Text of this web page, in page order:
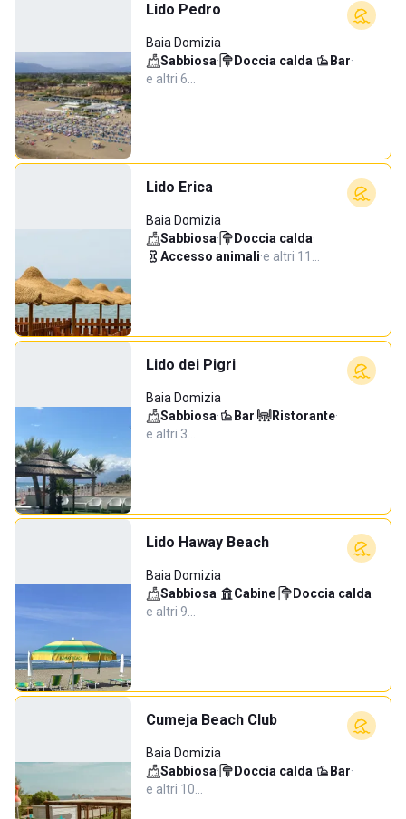
Lido Pedro
Baia Domizia
Sabbiosa· Doccia calda· Bar·
e altri 6…
Lido Erica
Baia Domizia
Sabbiosa· Doccia calda·
Accesso animali·e altri 11…
Lido dei Pigri
Baia Domizia
Sabbiosa· Bar· Ristorante·
e altri 3…
Lido Haway Beach
Baia Domizia
Sabbiosa· Cabine· Doccia calda·
e altri 9…
Cumeja Beach Club
Baia Domizia
Sabbiosa· Doccia calda· Bar·
e altri 10…